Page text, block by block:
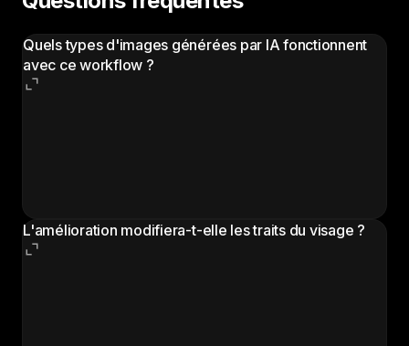
Quels types d'images générées par IA fonctionnent
avec ce workflow ?
L'amélioration modifiera-t-elle les traits du visage ?